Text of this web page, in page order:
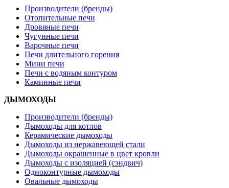
Производители (бренды)
Отопительные печи
Дровяные печи
Чугунные печи
Варочные печи
Печи длительного горения
Мини печи
Печи с водяным контуром
Каминные печи
ДЫМОХОДЫ
Производители (бренды)
Дымоходы для котлов
Керамические дымоходы
Дымоходы из нержавеющей стали
Дымоходы окрашенные в цвет кровли
Дымоходы с изоляцией (сэндвич)
Одноконтурные дымоходы
Овальные дымоходы